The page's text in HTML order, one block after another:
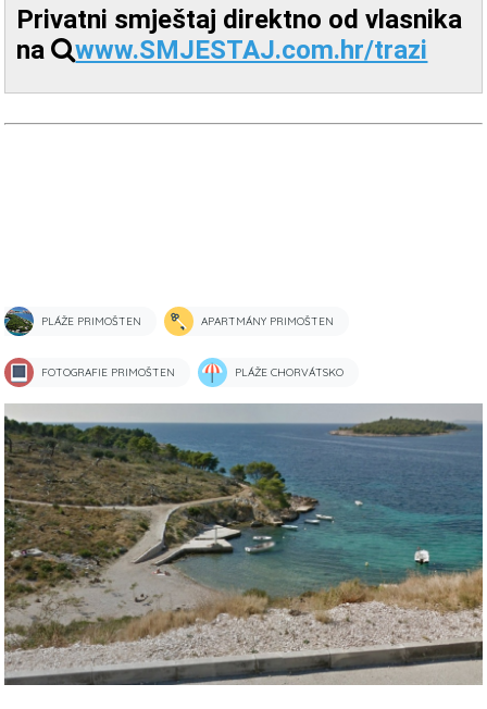
Privatni smještaj direktno od vlasnika
na
www.SMJESTAJ.com.hr/trazi
PLÁŽE PRIMOŠTEN APARTMÁNY PRIMOŠTEN
FOTOGRAFIE PRIMOŠTEN PLÁŽE CHORVÁTSKO